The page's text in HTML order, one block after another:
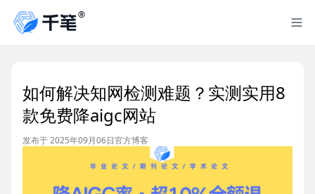
如何解决知网检测难题？实测实用8
款免费降aigc网站
发布于 2025年09月06日官方博客